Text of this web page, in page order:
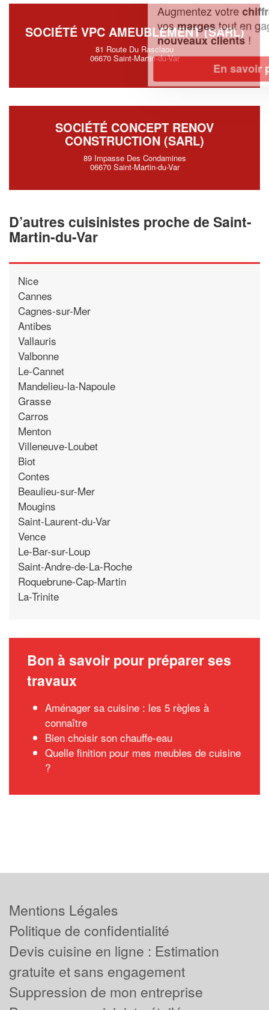
SOCIÉTÉ VPC AMEUBLEMENT (SARL)
81 Route Du Rasclaou
06670 Saint-Martin-du-Var
SOCIÉTÉ CONCEPT RENOV
CONSTRUCTION (SARL)
89 Impasse Des Condamines
06670 Saint-Martin-du-Var
D’autres cuisinistes proche de Saint-
Martin-du-Var
Nice
Cannes
Cagnes-sur-Mer
Antibes
Vallauris
Valbonne
Le-Cannet
Mandelieu-la-Napoule
Grasse
Carros
Menton
Villeneuve-Loubet
Biot
Contes
Beaulieu-sur-Mer
Mougins
Saint-Laurent-du-Var
Vence
Le-Bar-sur-Loup
Saint-Andre-de-La-Roche
Roquebrune-Cap-Martin
La-Trinite
Bon à savoir pour préparer ses
travaux
Aménager sa cuisine : les 5 règles à
connaître
Bien choisir son chauffe-eau
Quelle finition pour mes meubles de cuisine
?
Augmentez votrechiffre d'affaireset
vosmargestout en gagnant de
nouveaux clients!
Mentions Légales
Politique de confidentialité
Devis cuisine en ligne : Estimation
gratuite et sans engagement
Suppression de mon entreprise